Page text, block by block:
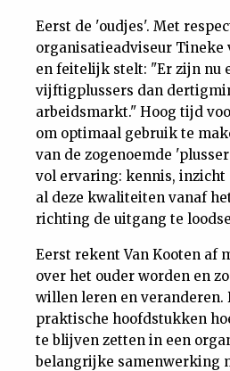
Eerst de 'oudjes'. Met
organisatieadviseur Tineke
en feitelijk stelt: "Er zijn nu
vijftigplussers dan
arbeidsmarkt." Hoog tijd
om optimaal gebruik te
van de zogenoemde
vol ervaring: kennis, inzicht
al deze kwaliteiten vanaf
richting de uitgang te
Eerst rekent Van Kooten af
over het ouder worden en
willen leren en veranderen.
praktische hoofdstukken
te blijven zetten in een
belangrijke samenwerking